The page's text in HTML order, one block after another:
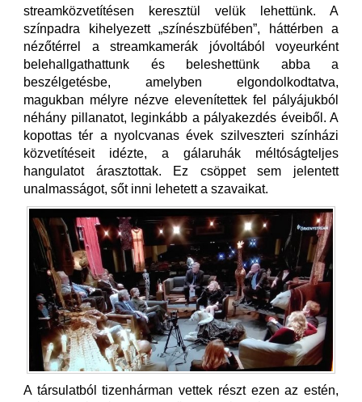
streamközvetítésen keresztül velük lehettünk. A
színpadra kihelyezett „színészbüfében”, háttérben a
nézőtérrel a streamkamerák jóvoltából voyeurként
belehallgathattunk és beleshettünk abba a
beszélgetésbe, amelyben elgondolkodtatva,
magukban mélyre nézve elevenítettek fel pályájukból
néhány pillanatot, leginkább a pályakezdés éveiből. A
kopottas tér a nyolcvanas évek szilveszteri színházi
közvetítéseit idézte, a gálaruhák méltóságteljes
hangulatot árasztottak. Ez csöppet sem jelentett
unalmasságot, sőt inni lehetett a szavaikat.
A társulatból tizenhárman vettek részt ezen az estén,